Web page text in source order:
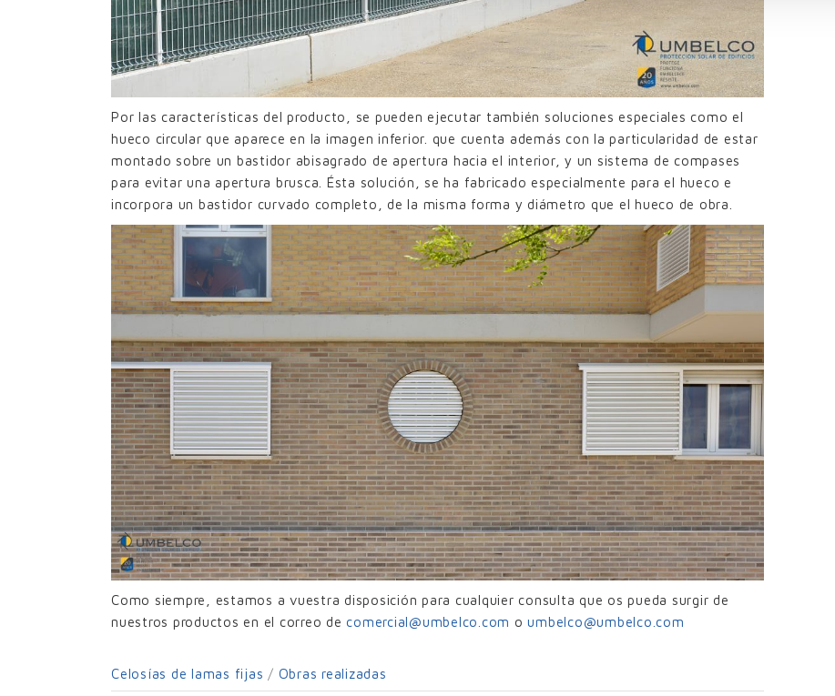
Por las características del producto, se pueden ejecutar también soluciones especiales como el
hueco circular que aparece en la imagen inferior. que cuenta además con la particularidad de estar
montado sobre un bastidor abisagrado de apertura hacia el interior, y un sistema de compases
para evitar una apertura brusca. Ésta solución, se ha fabricado especialmente para el hueco e
incorpora un bastidor curvado completo, de la misma forma y diámetro que el hueco de obra.
Como siempre, estamos a vuestra disposición para cualquier consulta que os pueda surgir de
nuestros productos en el correo de comercial@umbelco.com oumbelco@umbelco.com
Celosías de lamas fijas / Obras realizadas